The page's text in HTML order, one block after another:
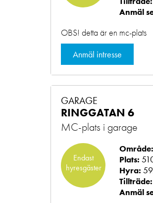
Anmäl
OBS! detta är en mc-plats
Anmäl intresse
GARAGE
RINGGATAN 6
MC-plats i garage
Endast
hyresgäster
Område:
Plats:
Hyra:
Tillträde:
Anmäl